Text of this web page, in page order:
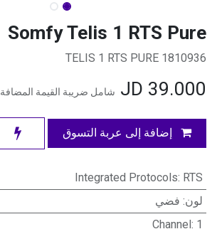
Somfy Telis 1 RTS Pure
1810936 TELIS 1 RTS PURE
39.000 شامل ضريبة القيمة المضافة
إضافة إلى عربة التسوق
Integrated Protocols: RTS
لون: فضي
Channel: 1